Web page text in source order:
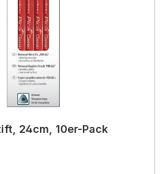
24cm, 10er-Pack